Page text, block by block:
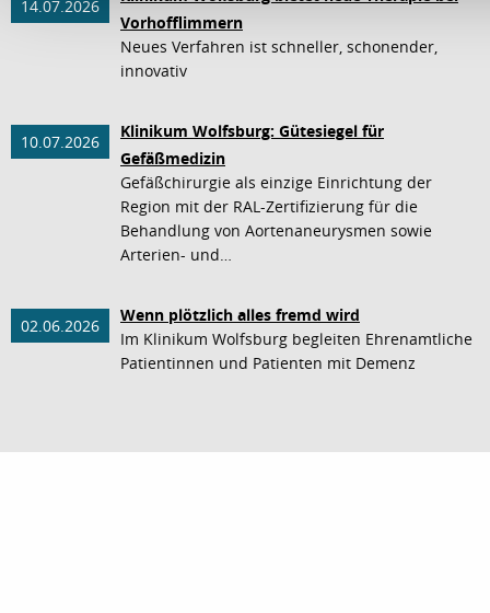
14.07.2026
Vorhofflimmern
Neues Verfahren ist schneller, schonender,
innovativ
10.07.2026
Klinikum Wolfsburg: Gütesiegel für
Gefäßmedizin
Gefäßchirurgie als einzige Einrichtung der
Region mit der RAL-Zertifizierung für die
Behandlung von Aortenaneurysmen sowie
Arterien- und…
02.06.2026
Wenn plötzlich alles fremd wird
Im Klinikum Wolfsburg begleiten Ehrenamtliche
Patientinnen und Patienten mit Demenz